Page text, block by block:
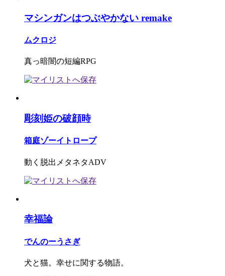
マシンガンはつぶやかない remake
ムクロジ
真っ暗闇の短編RPG
彫刻姫の破顔時
箱庭ゾーイトロープ
動く脱出メタネタADV
幸福論
でんのーうさぎ
犬と猫。幸せに関する物語。